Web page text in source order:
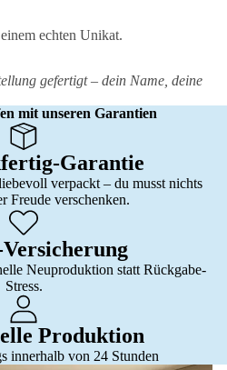
echten Unikat.
gefertigt – dein Name, deine
mit unseren Garantien
Garantie
verpackt – du musst nichts
Freude verschenken.
Neuproduktion statt Rückgabe-
Stress.
Produktion
innerhalb von 24 Stunden